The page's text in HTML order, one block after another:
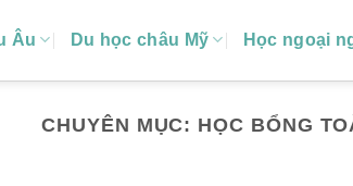
Âu Du học châu Mỹ Học ngoại
CHUYÊN MỤC: HỌC BỔNG